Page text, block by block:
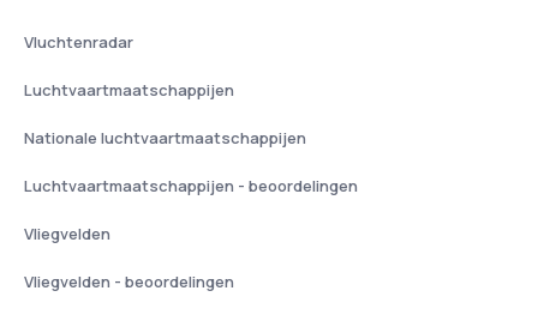
Vluchtenradar
Luchtvaartmaatschappijen
Nationale luchtvaartmaatschappijen
Luchtvaartmaatschappijen - beoordelingen
Vliegvelden
Vliegvelden - beoordelingen